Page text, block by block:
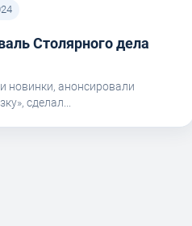
Столярного дела
новинки, анонсировали
сделал...